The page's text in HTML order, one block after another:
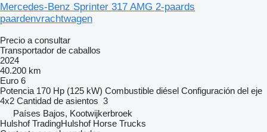
Mercedes-Benz Sprinter 317 AMG 2-paards
paardenvrachtwagen
Precio a consultar
Transportador de caballos
2024
40.200 km
Euro 6
Potencia 170 Hp (125 kW) Combustible diésel Configuración del eje
4x2 Cantidad de asientos 3
Países Bajos, Kootwijkerbroek
Hulshof TradingHulshof Horse Trucks